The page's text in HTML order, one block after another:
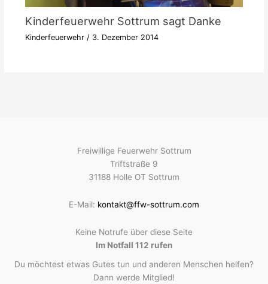
Kinderfeuerwehr Sottrum sagt Danke
Kinderfeuerwehr/ 3. Dezember 2014
Freiwillige Feuerwehr Sottrum
Triftstraße 9
31188 Holle OT Sottrum
E-Mail: kontakt@ffw-sottrum.com
Keine Notrufe über diese Seite
Im Notfall 112 rufen
Du möchtest etwas Gutes tun und anderen Menschen helfen?
Dann werde Mitglied!